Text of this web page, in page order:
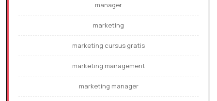
manager
marketing
marketing cursus gratis
marketing management
marketing manager